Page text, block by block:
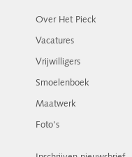
Over Het Pieck
Vacatures
Vrijwilligers
Smoelenboek
Maatwerk
Foto's